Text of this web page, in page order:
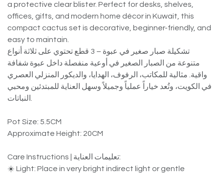
a protective clear blister. Perfect for desks, shelves,
offices, gifts, and modern home décor in Kuwait, this
compact cactus set is decorative, beginner-friendly, and
easy to maintain.
تشكيلة صبار صغير في عبوة – 3 قطع تحتوي على ثلاثة أنواع
متنوعة من الصبار الصغير في أوعية منفصلة داخل عبوة شفافة
واقية. مثالية للمكاتب، الرفوف، الهدايا، والديكور المنزلي العصري
في الكويت، وتُعد خياراً عملياً وجميلاً وسهل العناية للمبتدئين ومحبي
النباتات.
Pot Size: 5.5CM
Approximate Height: 20CM
Care Instructions | تعليمات العناية:
☀️ Light: Place in very bright indirect light or gentle